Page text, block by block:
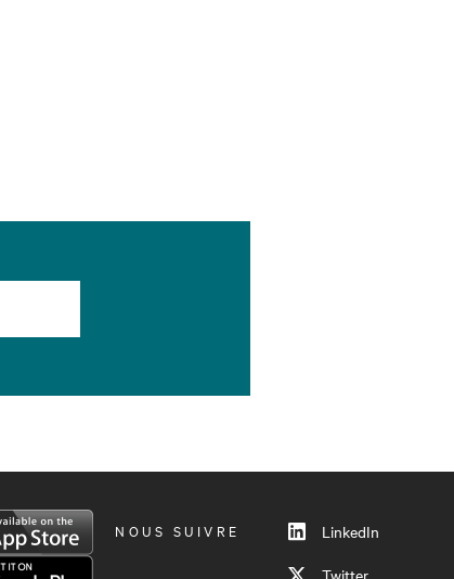
NOUS SUIVRE
LinkedIn
Twitter